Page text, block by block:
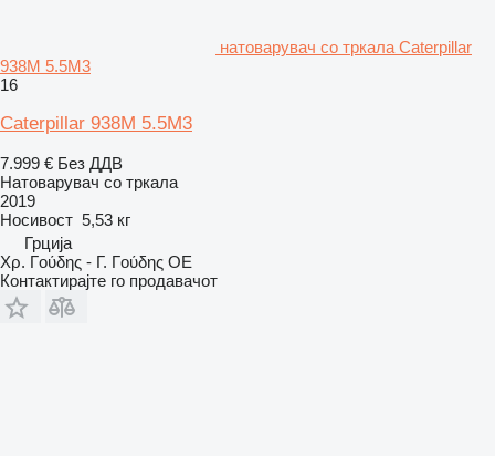
натоварувач со тркала Caterpillar
938M 5.5M3
16
Caterpillar 938M 5.5M3
7.999 € Без ДДВ
Натоварувач со тркала
2019
Носивост 5,53 кг
Грција
Χρ. Γούδης - Γ. Γούδης ΟΕ
Контактирајте го продавачот